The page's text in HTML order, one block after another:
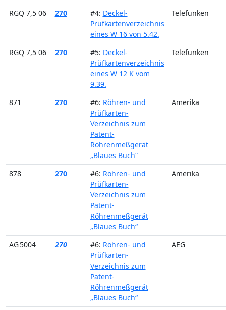
RGQ 7,5 06
270 #4: Deckel-
Prüfkartenverzeichnis
eines W 16 von 5.42.
Telefunken
RGQ 7,5 06 270 #5: Deckel-
Prüfkartenverzeichnis
eines W 12 K vom
9.39.
Telefunken
871 270 #6: Röhren- und
Prüfkarten-
Verzeichnis zum
Patent-
Röhrenmeßgerät
„Blaues Buch“
Amerika
878 270 #6: Röhren- und
Prüfkarten-
Verzeichnis zum
Patent-
Röhrenmeßgerät
„Blaues Buch“
Amerika
AG 5004 270 #6: Röhren- und
Prüfkarten-
Verzeichnis zum
Patent-
Röhrenmeßgerät
„Blaues Buch“
AEG